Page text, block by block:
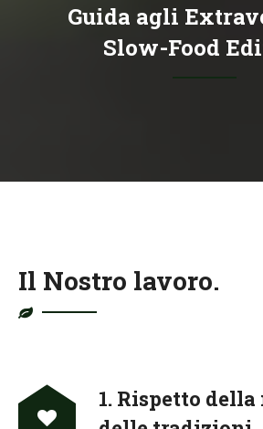
Guida agli
Slow-Food
Il Nostro lavoro.
1. Rispetto della